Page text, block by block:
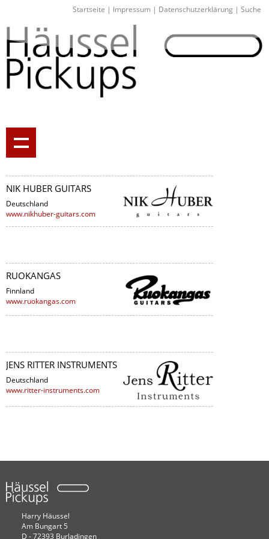
Startseite | Impressum | Datenschutzerklärung | Suche
NIK HUBER GUITARS
Deutschland
www.nikhuber-guitars.com
RUOKANGAS
Finnland
www.ruokangas.com
JENS RITTER INSTRUMENTS
Deutschland
www.ritter-instruments.com
Harry Häussel
Am Bungart 5
D - 72393 Burladingen